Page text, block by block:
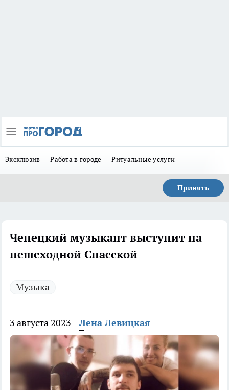
Эксклюзив Работа в городе Ритуальные услуги
Принять
Чепецкий музыкант выступит на
пешеходной Спасской
Музыка
3 августа 2023 Лена Левицкая